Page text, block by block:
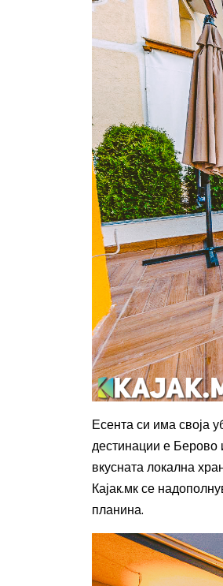
Есента си има своја
дестинации е Берово
вкусната локална
Кајак.мк се
планина.